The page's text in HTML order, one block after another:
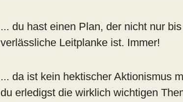
... du hast einen Plan, der nicht nur
verlässliche Leitplanke ist. Immer!
... da ist kein hektischer Aktionismus
du erledigst die wirklich wichtigen